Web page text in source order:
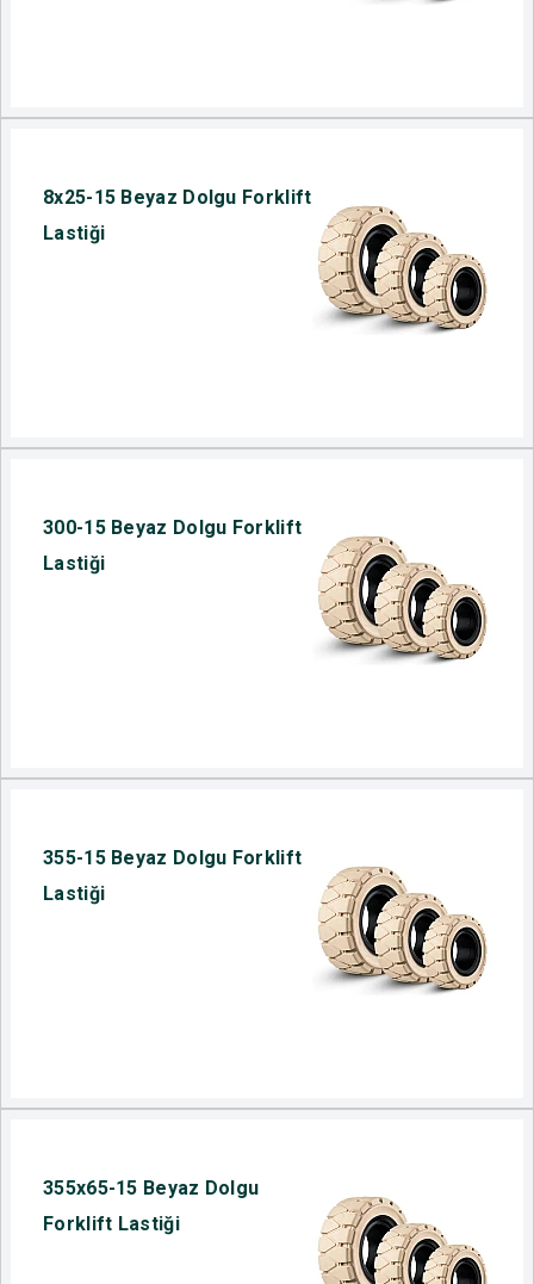
8x25-15 Beyaz Dolgu Forklift
Lastiği
300-15 Beyaz Dolgu Forklift
Lastiği
355-15 Beyaz Dolgu Forklift
Lastiği
355x65-15 Beyaz Dolgu
Forklift Lastiği